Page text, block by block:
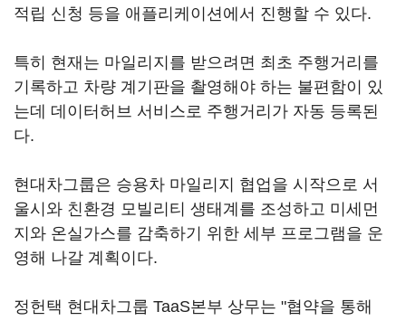
적립 신청 등을 애플리케이션에서 진행할 수 있다.
특히 현재는 마일리지를 받으려면 최초 주행거리를
기록하고 차량 계기판을 촬영해야 하는 불편함이 있
는데 데이터허브 서비스로 주행거리가 자동 등록된
다.
현대차그룹은 승용차 마일리지 협업을 시작으로 서
울시와 친환경 모빌리티 생태계를 조성하고 미세먼
지와 온실가스를 감축하기 위한 세부 프로그램을 운
영해 나갈 계획이다.
정헌택 현대차그룹 TaaS본부 상무는 "협약을 통해